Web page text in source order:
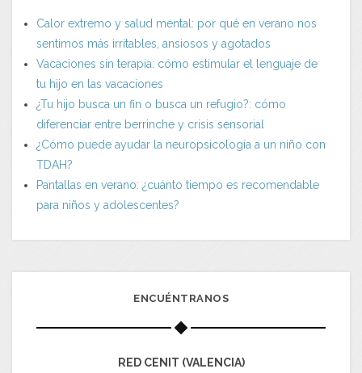
Calor extremo y salud mental: por qué en verano nos
sentimos más irritables, ansiosos y agotados
Vacaciones sin terapia: cómo estimular el lenguaje de
tu hijo en las vacaciones
¿Tu hijo busca un fin o busca un refugio?: cómo
diferenciar entre berrinche y crisis sensorial
¿Cómo puede ayudar la neuropsicología a un niño con
TDAH?
Pantallas en verano: ¿cuánto tiempo es recomendable
para niños y adolescentes?
ENCUÉNTRANOS
RED CENIT (VALENCIA)